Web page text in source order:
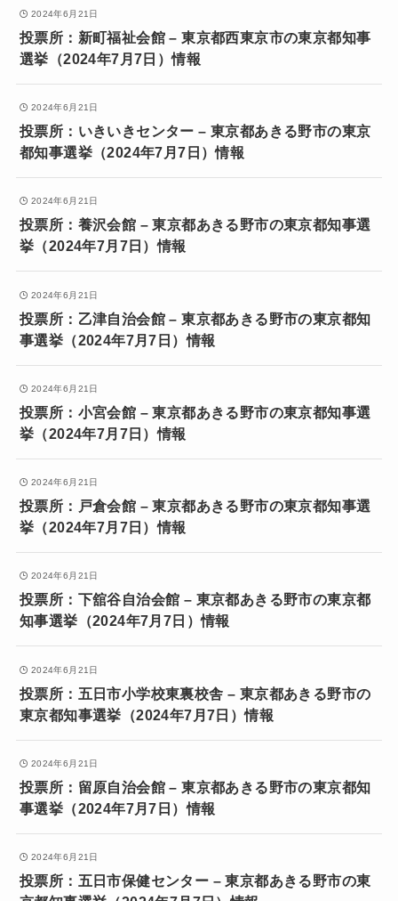
2024年6月21日
投票所：新町福祉会館 – 東京都西東京市の東京都知事
選挙（2024年7月7日）情報
2024年6月21日
投票所：いきいきセンター – 東京都あきる野市の東京
都知事選挙（2024年7月7日）情報
2024年6月21日
投票所：養沢会館 – 東京都あきる野市の東京都知事選
挙（2024年7月7日）情報
2024年6月21日
投票所：乙津自治会館 – 東京都あきる野市の東京都知
事選挙（2024年7月7日）情報
2024年6月21日
投票所：小宮会館 – 東京都あきる野市の東京都知事選
挙（2024年7月7日）情報
2024年6月21日
投票所：戸倉会館 – 東京都あきる野市の東京都知事選
挙（2024年7月7日）情報
2024年6月21日
投票所：下舘谷自治会館 – 東京都あきる野市の東京都
知事選挙（2024年7月7日）情報
2024年6月21日
投票所：五日市小学校東裏校舎 – 東京都あきる野市の
東京都知事選挙（2024年7月7日）情報
2024年6月21日
投票所：留原自治会館 – 東京都あきる野市の東京都知
事選挙（2024年7月7日）情報
2024年6月21日
投票所：五日市保健センター – 東京都あきる野市の東